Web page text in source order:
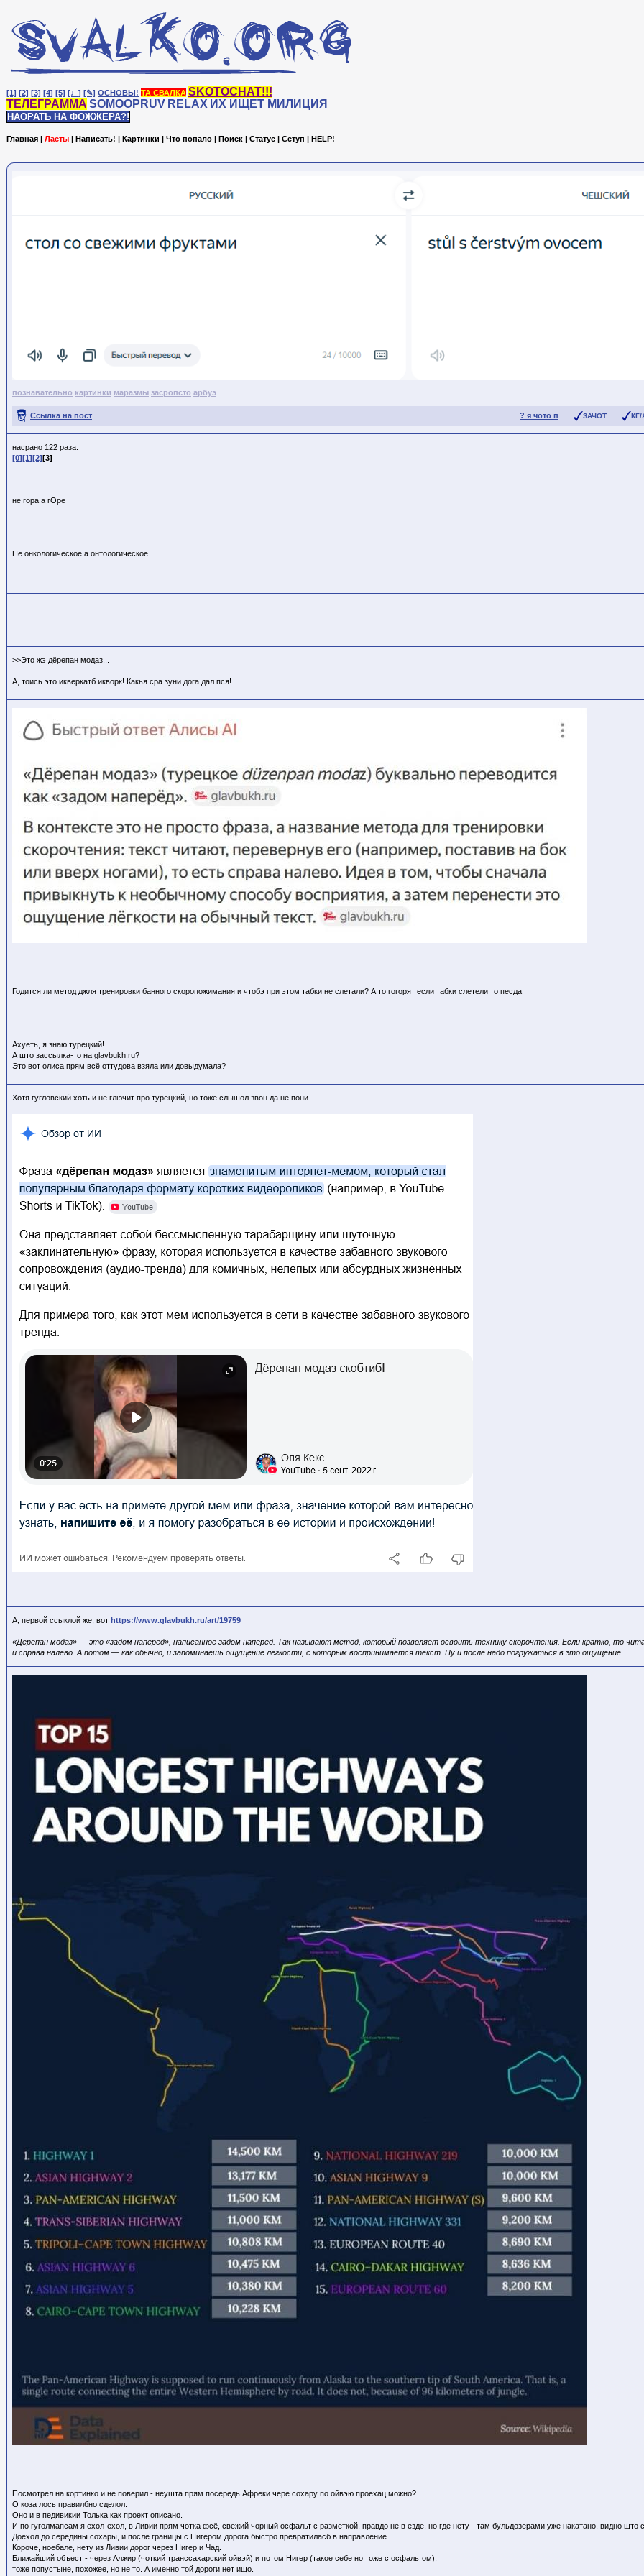
[1] [2] [3] [4] [5] [♩] [✎] ОСНОВЫ! ТА СВАЛКА SKOTOCHAT!!!
ТЕЛЕГРАММА SOMOOPRUV RELAX ИХ ИЩЕТ МИЛИЦИЯ
НАОРАТЬ НА ФОЖЖЕРА?!
Главная | Ласты | Написать! | Картинки | Что попало | Поиск | Статус | Сетуп | HELP!
познавательно картинки маразмы засропсто арбуэ
? я чото п ЗАЧОТ
Ссылка на пост
насрано 122 раза:
[0] [1] [2] [3]
не гора а гОре
Не онкологическое а онтологическое
>>Это жэ дёрепан модаз...
А, тоись это икверкатб икворк! Какья сра зуни дога дал пся!
Годится ли метод джля тренировки банного скоропожимания и чтобэ при этом табки не слетали? А то гогорят если табки слетели то песда
Ахуеть, я знаю турецкий!
А што зассылка-то на glavbukh.ru?
Это вот олиса прям всё оттудова взяла или довыдумала?
Хотя гугловский хоть и не глючит про турецкий, но тоже слышол звон да не пони...
А, первой ссыклой же, вот https://www.glavbukh.ru/art/19759
«Дерепан модаз» — это «задом наперед», написанное задом наперед. Так называют метод, который позволяет освоить технику скорочтения. Если кратко, то
и справа налево. А потом — как обычно, и запоминаешь ощущение легкости, с которым воспринимается текст. Ну и после надо погружаться в это ощущение.
Посмотрел на кортинко и не поверил - неушта прям посередь Афреки чере сохару по ойвэю проехац можно?
О коза лось правилбно сделол.
Оно и в педивикии Толька как проект описано.
И по гуголмапсам я ехол-ехол, в Ливии прям чотка фсё, свежий чорный осфальт с разметкой, правдо не в езде, но где нету - там бульдозерами уже накатано, видно што
Доехол до середины сохары, и после границы с Нигером дорога быстро превратиласб в направление.
Короче, ноебале, нету из Ливии дорог через Нигер и Чад.
Ближайший объест - через Алжир (чоткий транссахарский ойвэй) и потом Нигер (такое себе но тоже с осфальтом).
тоже попустыне, похожее, но не то. А именно той дороги нет ищо.